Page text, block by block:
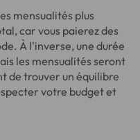
mensualités plus
car vous paierez des
À l'inverse, une durée
les mensualités seront
de trouver un équilibre
votre budget et